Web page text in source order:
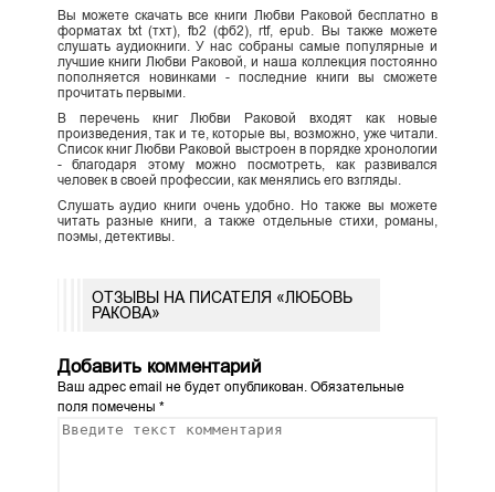
Вы можете скачать все книги Любви Раковой бесплатно в
форматах txt (тхт), fb2 (фб2), rtf, epub. Вы также можете
слушать аудиокниги. У нас собраны самые популярные и
лучшие книги Любви Раковой, и наша коллекция постоянно
пополняется новинками - последние книги вы сможете
прочитать первыми.
В перечень книг Любви Раковой входят как новые
произведения, так и те, которые вы, возможно, уже читали.
Список книг Любви Раковой выстроен в порядке хронологии
- благодаря этому можно посмотреть, как развивался
человек в своей профессии, как менялись его взгляды.
Слушать аудио книги очень удобно. Но также вы можете
читать разные книги, а также отдельные стихи, романы,
поэмы, детективы.
ОТЗЫВЫ НА ПИСАТЕЛЯ «ЛЮБОВЬ
РАКОВА»
Добавить комментарий
Ваш адрес email не будет опубликован.Обязательные
поля помечены *